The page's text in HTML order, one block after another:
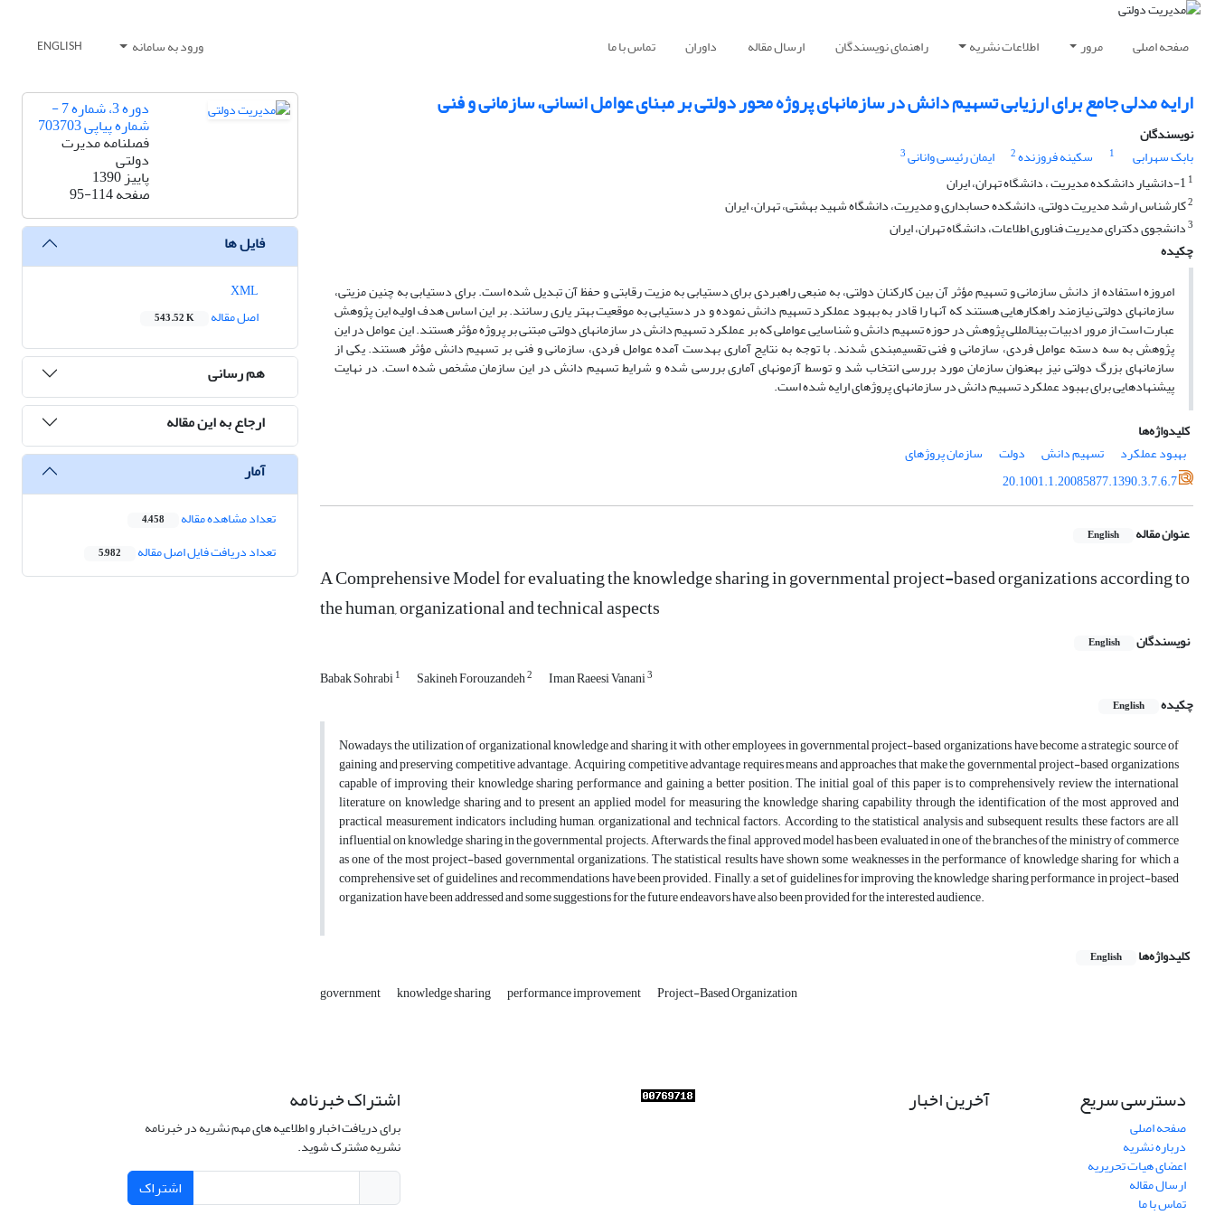
صفحه اصلی مرور اطلاعات نشریه راهنمای نویسندگان ارسال مقاله داوران تماس با ما ورود به سامانه ENGLISH
ارایه مدلی جامع برای ارزیابی تسهیم دانش در سازمان‎های پروژه محور دولتی بر مبنای عوامل انسانی، سازمانی و فنی
نویسندگان
بابک سهرابی
1 سکینه فروزنده2 ایمان رئیسی وانانی3
1
2کارشناس ارشد مدیریت دولتی، دانشکده حسابداری و مدیریت، دانشگاه شهید بهشتی، تهران، ایران
3دانشجوی دکترای مدیریت فناوری اطلاعات، دانشگاه تهران، ایران
چکیده
امروزه استفاده از دانش سازمانی و تسهیم مؤثر آن بین کارکنان دولتی، به منبعی راهبردی برای دستیابی به مزیت رقابتی و حفظ آن تبدیل شده است. برای دستیابی به چنین مزیتی،
سازمان‎های دولتی نیازمند راهکارهایی هستند که آن‎ها را قادر به بهبود عملکرد تسهیم دانش نموده و در دستیابی به موقعیت بهتر یاری رسانند. بر این اساس هدف اولیه این پژوهش
عبارت است از مرور ادبیات بین‎المللی پژوهش در حوزه تسهیم دانش و شناسایی عواملی که بر عملکرد تسهیم دانش در سازمان‎های دولتی مبتنی بر پروژه مؤثر هستند. این عوامل در این
پژوهش به سه دسته عوامل فردی، سازمانی و فنی تقسیم‎بندی شدند. با توجه به نتایج آماری به‎دست آمده عوامل فردی، سازمانی و فنی بر تسهیم دانش مؤثر هستند. یکی از
سازمان‎های بزرگ دولتی نیز به‎عنوان سازمان مورد بررسی انتخاب شد و توسط آزمون‎های آماری بررسی شده و شرایط تسهیم دانش در این سازمان مشخص شده است. در نهایت
پیشنهادهایی برای بهبود عملکرد تسهیم دانش در سازمان‎های پروژه‎ای ارایه شده است.
کلیدواژه‌ها
بهبود عملکرد
تسهیم دانش دولت
سازمان پروژه‎ای
20.1001.1.20085877.1390.3.7.6.7
عنوان مقاله English
A Comprehensive Model for evaluating the knowledge sharing in governmental project-based organizations according to
the human, organizational and technical aspects
نویسندگان English
Babak Sohrabi1 Sakineh Forouzandeh2 Iman Raeesi Vanani3
چکیده English
Nowadays, the utilization of organizational knowledge and sharing it with other employees in governmental project-based organizations, have become a strategic source of
gaining and preserving competitive advantage. Acquiring competitive advantage requires means and approaches that make the governmental project-based organizations
capable of improving their knowledge sharing performance and gaining a better position. The initial goal of this paper is to comprehensively review the international
literature on knowledge sharing and to present an applied model for measuring the knowledge sharing capability through the identification of the most approved and
practical measurement indicators including human, organizational and technical factors. According to the statistical analysis and subsequent results, these factors are all
influential on knowledge sharing in the governmental projects. Afterwards, the final approved model has been evaluated in one of the branches of the ministry of commerce
as one of the most project-based governmental organizations. The statistical results have shown some weaknesses in the performance of knowledge sharing for which a
comprehensive set of guidelines and recommendations have been provided. Finally, a set of guidelines for improving the knowledge sharing performance in project-based
organization have been addressed and some suggestions for the future endeavors have also been provided for the interested audience.
کلیدواژه‌ها English
government knowledge sharing performance improvement Project-Based Organization
دوره 3، شماره 7 -
شماره پیاپی 703703
فصلنامه مدیرت
دولتی
پاییز 1390
صفحه95-114
فایل ها
اصل مقاله
543.52 K
هم رسانی
ارجاع به این مقاله
آمار
تعداد مشاهده مقاله 4,458
تعداد دریافت فایل اصل مقاله 5,982
دسترسی سریع
صفحه اصلی
درباره نشریه
اعضای هیات تحریریه
ارسال مقاله
تماس با ما
آخرین اخبار اشتراک خبرنامه
برای دریافت اخبار و اطلاعیه های مهم نشریه در خبرنامه
نشریه مشترک شوید.
اشتراک